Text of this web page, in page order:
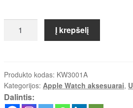
produkto
for
Apple
Watch
Į krepšelį
Produkto kodas: KW3001A
Kategorijos: Apple Watch aksesuarai,
Dalintis: